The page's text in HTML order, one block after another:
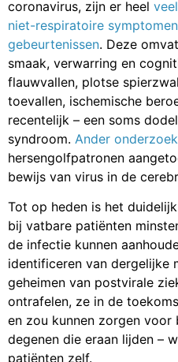
coronavirus, zijn er heel
niet-respiratoire
gebeurtenissen. Deze
smaak, verwarring en
flauwvallen, plotse
toevallen, ischemische
recentelijk – een soms
syndroom. Ander onderzoek
hersengolfpatronen
bewijs van virus in de
Tot op heden is het
bij vatbare patiënten
de infectie kunnen
identificeren van dergelijke
geheimen van postvirale
ontrafelen, ze in de
en zou kunnen zorgen
degenen die eraan lijden –
patiënten zelf.